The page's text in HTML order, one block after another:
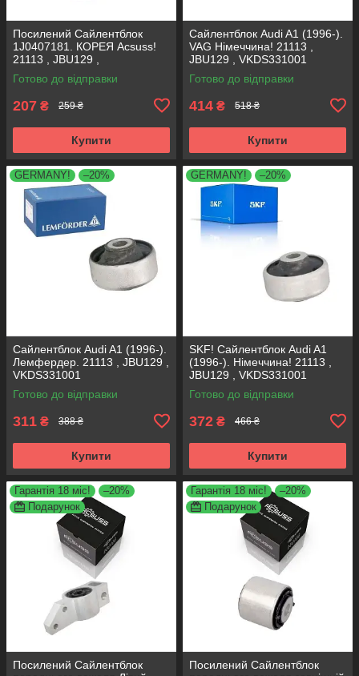
Посилений Сайлентблок
1J0407181. КОРЕЯ Acsuss!
21113 , JBU129 ,
VKDS331001
Готово до відправки
207 ₴ 259 ₴
Купити
Сайлентблок Audi A1 (1996-).
VAG Німеччина! 21113 ,
JBU129 , VKDS331001
Готово до відправки
414 ₴ 518 ₴
Купити
GERMANY! –20%
Сайлентблок Audi A1 (1996-).
Лемфердер. 21113 , JBU129 ,
VKDS331001
Готово до відправки
311 ₴ 388 ₴
Купити
GERMANY! –20%
SKF! Сайлентблок Audi A1
(1996-). Німеччина! 21113 ,
JBU129 , VKDS331001
Готово до відправки
372 ₴ 466 ₴
Купити
Гарантія 18 міс!
–20%
Подарунок
Посилений Сайлентблок
Гарантія 18 міс!
–20%
Подарунок
Посилений Сайлентблок